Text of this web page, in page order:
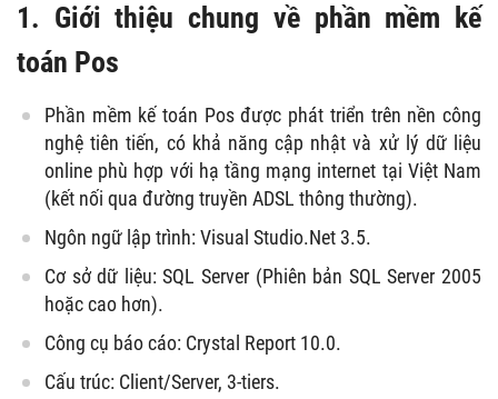
1. Giới thiệu chung về phần mềm kế
toán Pos
Phần mềm kế toán Pos được phát triển trên nền công
nghệ tiên tiến, có khả năng cập nhật và xử lý dữ liệu
online phù hợp với hạ tầng mạng internet tại Việt Nam
(kết nối qua đường truyền ADSL thông thường).
Ngôn ngữ lập trình: Visual Studio.Net 3.5.
Cơ sở dữ liệu: SQL Server (Phiên bản SQL Server 2005
hoặc cao hơn).
Công cụ báo cáo: Crystal Report 10.0.
Cấu trúc: Client/Server, 3-tiers.